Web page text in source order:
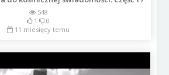
548
1
0
11 miesięcy temu